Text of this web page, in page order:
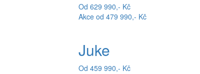
Od 629 990,- Kč
Akce od 479 990,- Kč
Juke
Od 459 990,- Kč